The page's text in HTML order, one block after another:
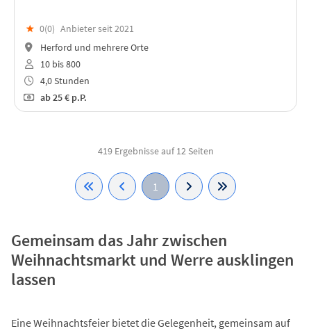
★ 0(0) Anbieter seit 2021
Herford und mehrere Orte
10 bis 800
4,0 Stunden
ab25 € p.P.
419 Ergebnisse auf 12 Seiten
1
Gemeinsam das Jahr zwischen
Weihnachtsmarkt und Werre ausklingen
lassen
Eine Weihnachtsfeier bietet die Gelegenheit, gemeinsam auf